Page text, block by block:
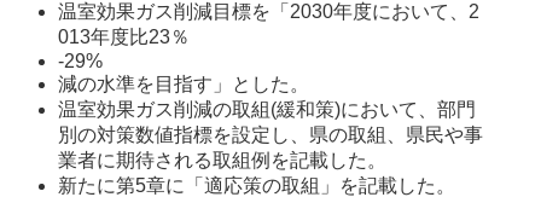
温室効果ガス削減目標を「2030年度において、2
013年度比23％
-29%
減の水準を目指す」とした。
温室効果ガス削減の取組(緩和策)において、部門
別の対策数値指標を設定し、県の取組、県民や事
業者に期待される取組例を記載した。
新たに第5章に「適応策の取組」を記載した。